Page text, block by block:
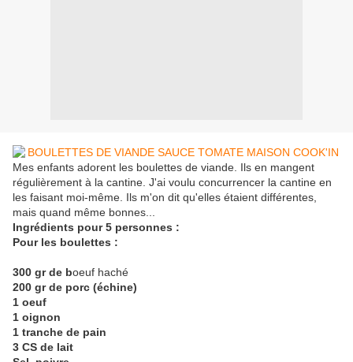
Mes enfants adorent les boulettes de viande. Ils en mangent
régulièrement à la cantine. J'ai voulu concurrencer la cantine en
les faisant moi-même. Ils m'on dit qu'elles étaient différentes,
mais quand même bonnes...
Ingrédients pour 5 personnes :
Pour les boulettes :
300 gr de boeuf haché
200 gr de porc (échine)
1 oeuf
1 oignon
1 tranche de pain
3 CS de lait